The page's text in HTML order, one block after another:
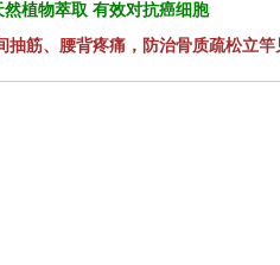
植物萃取 有效对抗癌细胞
抽筋、腰背疼痛，防治骨质疏松立竿